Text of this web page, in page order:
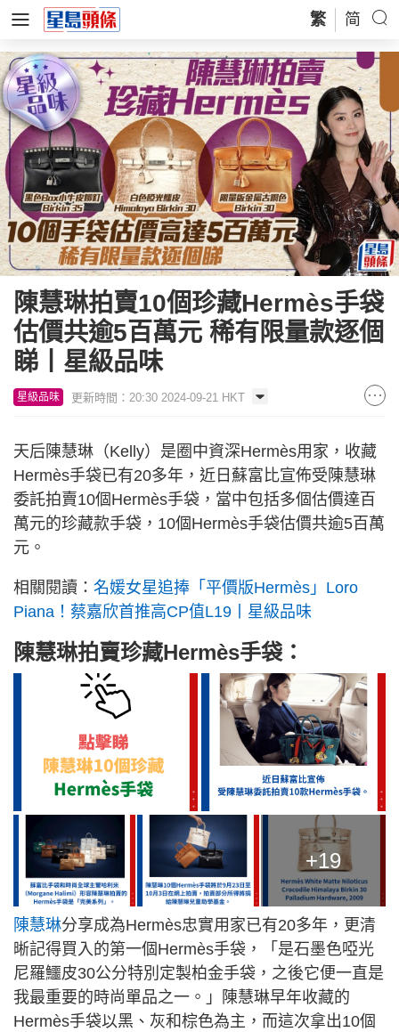
繁 简
陳慧琳拍賣10個珍藏Hermès手袋
估價共逾5百萬元 稀有限量款逐個
睇丨星級品味
星級品味 更新時間：20:30 2024-09-21 HKT
天后陳慧琳（Kelly）是圈中資深Hermès用家，收藏
Hermès手袋已有20多年，近日蘇富比宣佈受陳慧琳
委託拍賣10個Hermès手袋，當中包括多個估價達百
萬元的珍藏款手袋，10個Hermès手袋估價共逾5百萬
元。
相關閱讀： 名媛女星追捧「平價版Hermès」Loro
Piana！蔡嘉欣首推高CP值L19丨星級品味
陳慧琳拍賣珍藏Hermès手袋：
+19
陳慧琳分享成為Hermès忠實用家已有20多年，更清
晰記得買入的第一個Hermès手袋，「是石墨色啞光
尼羅鱷皮30公分特別定製柏金手袋，之後它便一直是
我最重要的時尚單品之一。」陳慧琳早年收藏的
Hermès手袋以黑、灰和棕色為主，而這次拿出10個